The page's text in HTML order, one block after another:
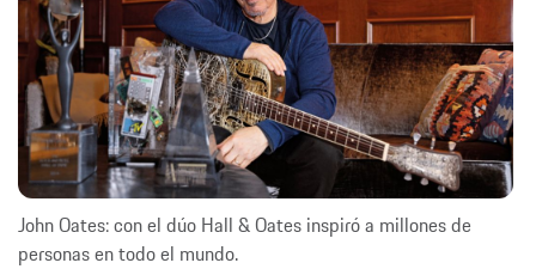
John Oates: con el dúo Hall & Oates inspiró a millones de
personas en todo el mundo.